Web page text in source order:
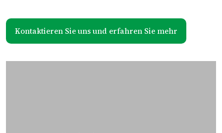
​Kontaktieren Sie uns und erfahren Sie mehr